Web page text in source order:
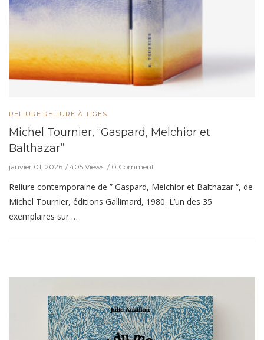
RELIURE RELIURE À TIGES
Michel Tournier, “Gaspard, Melchior et
Balthazar”
janvier 01, 2026 405 Views 0 Comment
Reliure contemporaine de ” Gaspard, Melchior et Balthazar “, de
Michel Tournier, éditions Gallimard, 1980. L’un des 35
exemplaires sur …